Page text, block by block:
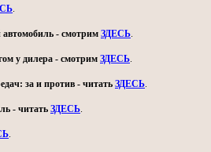
.
- смотрим ЗДЕСЬ.
у дилера - смотрим ЗДЕСЬ.
за и против - читать ЗДЕСЬ.
- читать ЗДЕСЬ.
.